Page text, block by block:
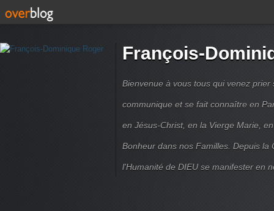
François-
Bienvenue à vous tous qui venez prier
communique et se fait connaître en
en Jésus-Christ, en la Vierge Marie,
Bonheur dans nos Familles. Depuis la
l'Humanité de DIEU se manifester en